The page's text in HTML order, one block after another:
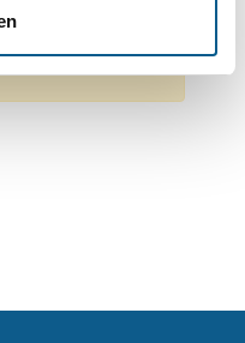
entfernen